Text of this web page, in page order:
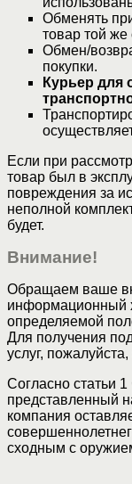
Обменять
товар той же
Обмен/
покупки.
Курьер для
Если при
товар был в
повреждения за
неполной
будет.
Внимание!
Обращаем ваше
информационный
определяемой
Для получения
услуг,
Согласно статьи
представленный
компания
сходным с